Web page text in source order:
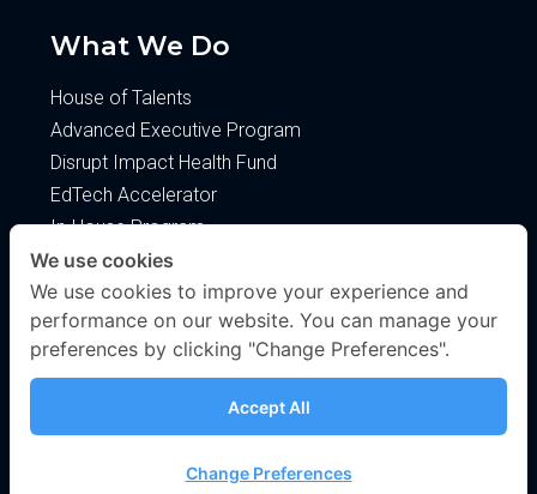
What We Do
House of Talents
Advanced Executive Program
Disrupt Impact Health Fund
EdTech Accelerator
In-House Program
About
About Us
We use cookies
We use cookies to improve your experience and
performance on our website. You can manage your
preferences by clicking "Change Preferences".
Accept All
Change Preferences